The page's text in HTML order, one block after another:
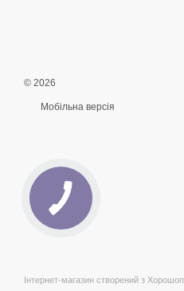
© 2026
Мобільна версія
Інтернет-магазин створений з Хорошоп